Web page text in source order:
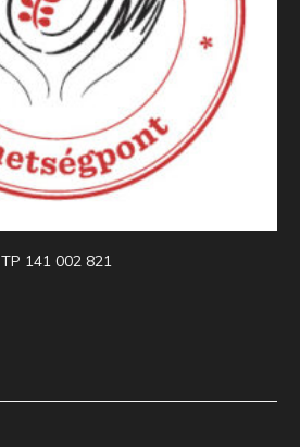
TP 141 002 821